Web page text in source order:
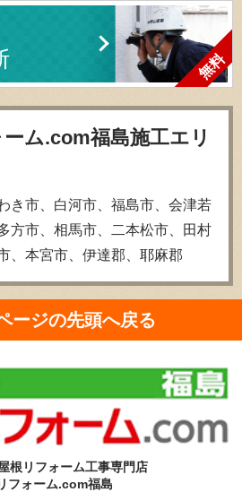
ム.com福島施工エリ
き市、白河市、福島市、会津若
方市、相馬市、二本松市、田村
、本宮市、伊達郡、耶麻郡
ージの先頭へ戻る
根リフォーム工事専門店
フォーム.com福島